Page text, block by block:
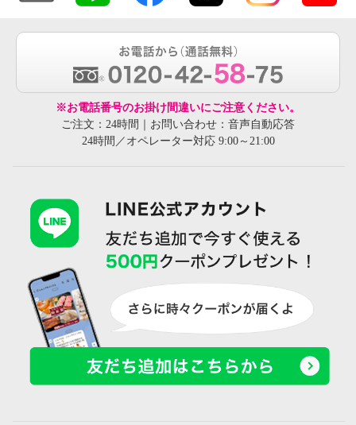
※お電話番号のお掛け間違いにご注意ください。
ご注文：24時間｜お問い合わせ：音声自動応答
24時間／オペレーター対応 9:00～21:00